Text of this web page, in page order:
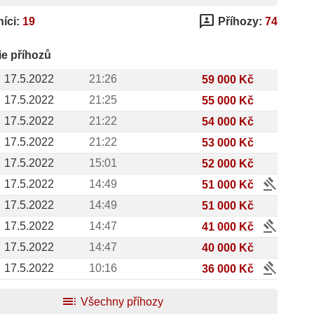
19 3p Příhozy: 74
příhozů
17.5.2022
21:26
59 000 Kč
17.5.2022
21:25
55 000 Kč
17.5.2022
21:22
54 000 Kč
17.5.2022
21:22
53 000 Kč
17.5.2022
15:01
52 000 Kč
17.5.2022
14:49 51 000 Kč gavel
17.5.2022 14:49
51 000 Kč
17.5.2022
14:47 41 000 Kč gavel
17.5.2022 14:47
40 000 Kč
17.5.2022
10:16 36 000 Kč
gavel
toc Všechny příhozy